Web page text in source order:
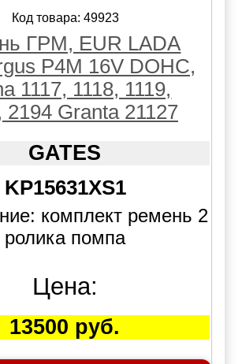
Код товара: 49923
ГРМ, EUR LADA
P4M 16V DOHC,
1117, 1118, 1119,
2194 Granta 21127
GATES
KP15631XS1
комплект ремень 2
ролика помпа
Цена:
13500 руб.